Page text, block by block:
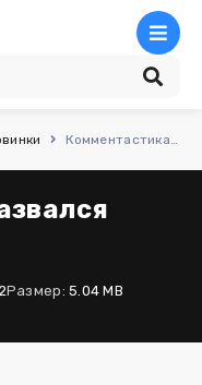
Комментастика - Назвался груздем
Размер: 5.04 MB